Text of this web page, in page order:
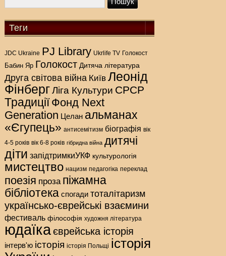
Теги
JDC Ukraine PJ Library Ukrlife TV Голокост
Бабин Яр Голокост Дитяча література
Друга світова війна Київ Леонід
Фінберг Ліга Культури СРСР
ТрадиціїФонд Next
Generation Целан альманах
«Єгупець» антисемітизм біографія вік
4-5 років вік 6-8 років гібридна війна дитячі
діти запідтримкиУКФ культурологія
мистецтво нацизм педагогіка переклад
поезія проза піжамна
бібліотека спогади тоталітаризм
українсько-єврейські взаємини
фестиваль філософія художня література
юдаїкаєврейська історія
інтерв'ю історія історія Польщі історія